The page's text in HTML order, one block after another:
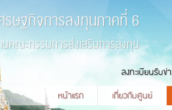
รษฐกิจการลงทุนภาคที่ 6
คณะกรรมการส่งเสริมการลงทุน
ลงทะเบียนรับข่
หน้าแรก
เกี่ยวกับศูนย์